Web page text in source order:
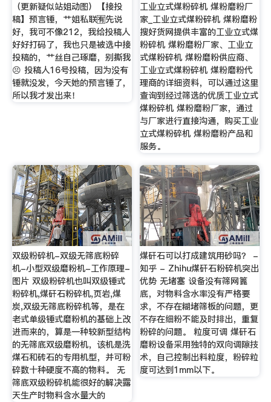
（更新疑似站姐动图）【接投
稿】预言锤，艹姐私联🈶先说
好，我可不像212，我给投稿人
好好打码了，我也只是被选中接
投稿的，艹丝自己琢磨，别撕我
😣 投稿人16号投稿，因为没有
锤就没发，今天她的预言锤了，
所以我才发出来！
工业立式煤粉碎机 煤粉磨粉厂
家_工业立式煤粉碎机 煤粉磨粉
搜好货网提供丰富的工业立式煤
粉碎机 煤粉磨粉厂家、工业立
式煤粉碎机 煤粉磨粉供应商、
工业立式煤粉碎机 煤粉磨粉代
理商的详细资料，可以通过这里
查询到经过筛选的优质工业立式
煤粉碎机 煤粉磨粉厂家，通过
与厂家进行直接沟通，购买工业
立式煤粉碎机 煤粉磨粉产品和
服务。
双级粉碎机-双级无筛底粉碎
机-小型双级磨粉机-工作原理-
图片 双级粉碎机也叫双级锤式
粉碎机,煤矸石粉碎机,页岩,煤
炭,双级无筛底粉碎机等，是在
老式单级锤式磨粉机的基础上改
进而来的，算是一种较新型结构
的无筛底双级磨粉机，该机是洗
煤石和砖石的专用机型，并可粉
碎数十种硬度不高的物料。 无
筛底双级粉碎机能很好的解决露
天生产时物料含水量大的
煤矸石可以打成建筑用砂吗？ -
知乎 - Zhihu煤矸石粉碎机突出
优势 无堵塞 设备没有筛网篦
底，对物料含水率没有严格要
求，不存在糊堵筛板的问题，更
不存在细粉不能及时排出，重复
粉碎的问题。 粒度可调 煤矸石
磨粉设备采用独特的双向调隙技
术，自己控制出料粒度，粉碎粒
度可达到1mm以下。